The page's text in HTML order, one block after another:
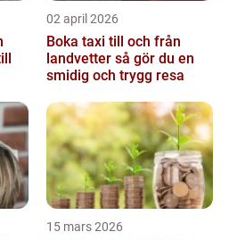
02 april 2026
Boka taxi till och från
landvetter så gör du en
smidig och trygg resa
15 mars 2026